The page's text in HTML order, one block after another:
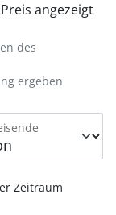
angezeigt
des
ergeben
Zeitraum